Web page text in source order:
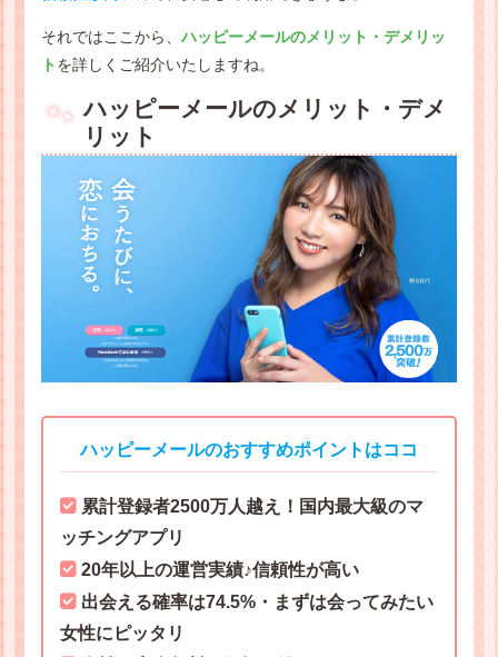
それではここから、 ハッピーメールのメリット・デメリッ
ト を詳しくご紹介いたしますね。
ハッピーメールのメリット・デメ
リット
ハッピーメールのおすすめポイントはココ
累計登録者2500万人越え！国内最大級のマ
ッチングアプリ
20年以上の運営実績♪信頼性が高い
出会える確率は74.5%・まずは会ってみたい
女性にピッタリ